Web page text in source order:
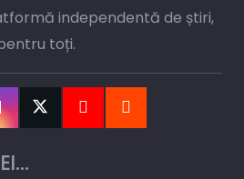
independentă de știri,
toți.